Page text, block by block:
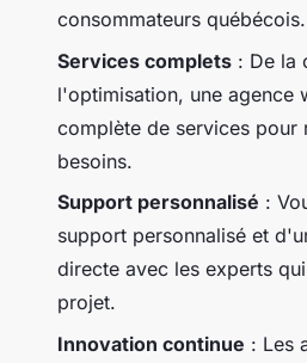
consommateurs québécois.
Services complets : De la
l'optimisation, une agence
complète de services pour
besoins.
Support personnalisé :
support personnalisé et
directe avec les experts
projet.
Innovation continue : Les